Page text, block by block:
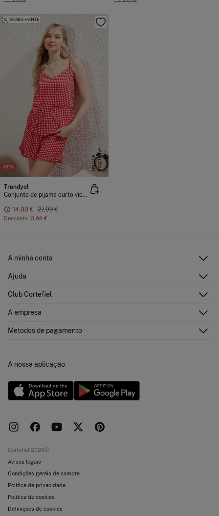
-50% E
X
C
L
U
SI
V
E
O
N
L
I
N
E
SEMELHANTE
Trendyol
Conjunto de pijama curto vichy corações
14,00 € 27,99 €
Desconto 13,99 €
A minha conta
Direções de envio
Cartão Presente Online
Cartão de pagamento
Ajuda
Perguntas frequentes
Trocas, devoluções e desistência
Club Cortefiel
A empresa
Trabalha connosco
Metodos de pagamento
A nossa aplicação
Cortefiel 2026©
Avisos legais
Condições gerais de compra
Política de privacidade
Política de cookies
Definições de cookies